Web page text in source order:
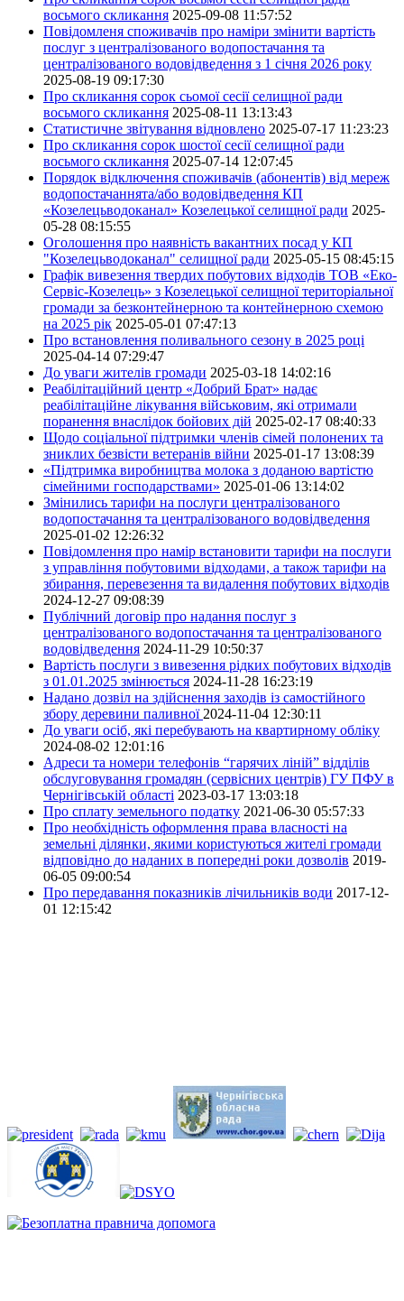
восьмого скликання 2025-09-08 11:57:52
Повідомленя споживачів про наміри змінити вартість
послуг з централізованого водопостачання та
централізованого водовідведення з 1 січня 2026 року
2025-08-19 09:17:30
Про скликання сорок сьомої сесії селищної ради
восьмого скликання 2025-08-11 13:13:43
Статистичне звітування відновлено 2025-07-17 11:23:23
Про скликання сорок шостої сесії селищної ради
восьмого скликання 2025-07-14 12:07:45
Порядок відключення споживачів (абонентів) від мереж
водопостачаннята/або водовідведення КП
«Козелецьводоканал» Козелецької селищної ради 2025-
05-28 08:15:55
Оголошення про наявність вакантних посад у КП
"Козелецьводоканал" селищної ради 2025-05-15 08:45:15
Графік вивезення твердих побутових відходів ТОВ «Еко-
Сервіс-Козелець» з Козелецької селищної територіальної
громади за безконтейнерною та контейнерною схемою
на 2025 рік 2025-05-01 07:47:13
Про встановлення поливального сезону в 2025 році
2025-04-14 07:29:47
До уваги жителів громади 2025-03-18 14:02:16
Реабілітаційний центр «Добрий Брат» надає
реабілітаційне лікування військовим, які отримали
поранення внаслідок бойових дій 2025-02-17 08:40:33
Щодо соціальної підтримки членів сімей полонених та
зниклих безвісти ветеранів війни 2025-01-17 13:08:39
«Підтримка виробництва молока з доданою вартістю
сімейними господарствами» 2025-01-06 13:14:02
Змінились тарифи на послуги централізованого
водопостачання та централізованого водовідведення
2025-01-02 12:26:32
Повідомлення про намір встановити тарифи на послуги
з управління побутовими відходами, а також тарифи на
збирання, перевезення та видалення побутових відходів
2024-12-27 09:08:39
Публічний договір про надання послуг з
централізованого водопостачання та централізованого
водовідведення 2024-11-29 10:50:37
Вартість послуги з вивезення рідких побутових відходів
з 01.01.2025 змінюється 2024-11-28 16:23:19
Надано дозвіл на здійснення заходів із самостійного
збору деревини паливної 2024-11-04 12:30:11
До уваги осіб, які перебувають на квартирному обліку
2024-08-02 12:01:16
Адреси та номери телефонів “гарячих ліній” відділів
обслуговування громадян (сервісних центрів) ГУ ПФУ в
Чернігівській області 2023-03-17 13:03:18
Про сплату земельного податку 2021-06-30 05:57:33
Про необхідність оформлення права власності на
земельні ділянки, якими користуються жителі громади
відповідно до наданих в попередні роки дозволів 2019-
06-05 09:00:54
Про передавання показників лічильників води 2017-12-
01 12:15:42